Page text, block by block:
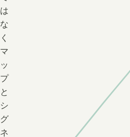
は
な
く
マ
ッ
プ
と
シ
グ
ネ